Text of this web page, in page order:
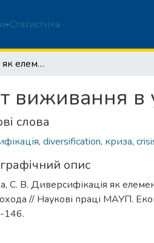
Статистика
Диверсифікація як елемент виживання в умовах кризи
виживання в
слова
, diversification, криза,
опис
С. В. Диверсифікація як
// Наукові праці МАУП.
146.